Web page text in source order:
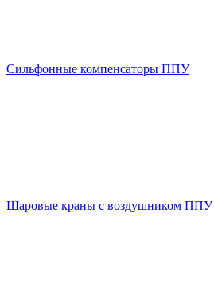
Сильфонные компенсаторы ППУ
Шаровые краны с воздушником ППУ